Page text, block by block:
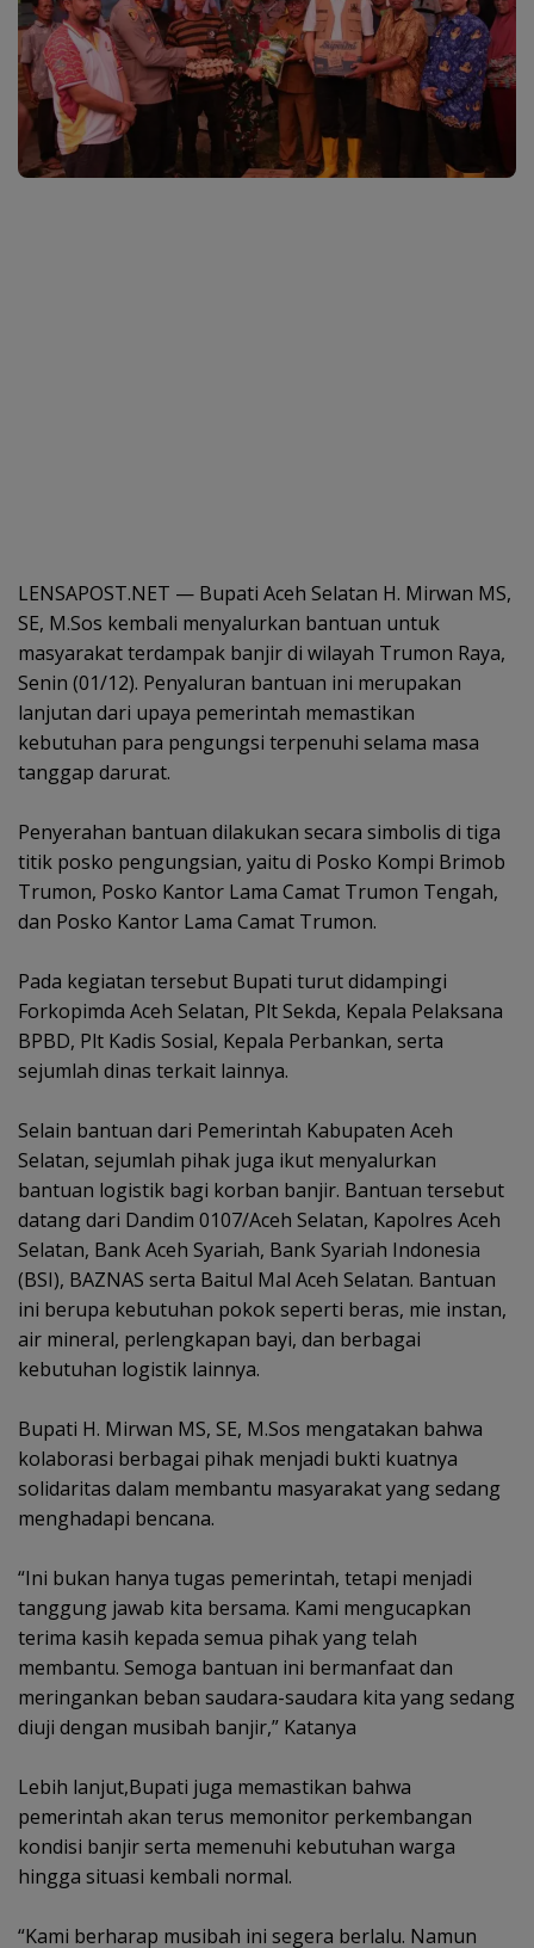
LENSAPOST.NET — Bupati Aceh Selatan H. Mirwan MS,
SE, M.Sos kembali menyalurkan bantuan untuk
masyarakat terdampak banjir di wilayah Trumon Raya,
Senin (01/12). Penyaluran bantuan ini merupakan
lanjutan dari upaya pemerintah memastikan
kebutuhan para pengungsi terpenuhi selama masa
tanggap darurat.
‎Penyerahan bantuan dilakukan secara simbolis di tiga
titik posko pengungsian, yaitu di Posko Kompi Brimob
Trumon, Posko Kantor Lama Camat Trumon Tengah,
dan Posko Kantor Lama Camat Trumon.
‎Pada kegiatan tersebut Bupati turut didampingi
Forkopimda Aceh Selatan, Plt Sekda, Kepala Pelaksana
BPBD, Plt Kadis Sosial, Kepala Perbankan, serta
sejumlah dinas terkait lainnya.
‎Selain bantuan dari Pemerintah Kabupaten Aceh
Selatan, sejumlah pihak juga ikut menyalurkan
bantuan logistik bagi korban banjir. Bantuan tersebut
datang dari Dandim 0107/Aceh Selatan, Kapolres Aceh
Selatan, Bank Aceh Syariah, Bank Syariah Indonesia
(BSI), BAZNAS serta Baitul Mal Aceh Selatan. Bantuan
ini berupa kebutuhan pokok seperti beras, mie instan,
air mineral, perlengkapan bayi, dan berbagai
kebutuhan logistik lainnya.
‎Bupati H. Mirwan MS, SE, M.Sos mengatakan bahwa
kolaborasi berbagai pihak menjadi bukti kuatnya
solidaritas dalam membantu masyarakat yang sedang
menghadapi bencana.
‎“Ini bukan hanya tugas pemerintah, tetapi menjadi
tanggung jawab kita bersama. Kami mengucapkan
terima kasih kepada semua pihak yang telah
membantu. Semoga bantuan ini bermanfaat dan
meringankan beban saudara-saudara kita yang sedang
diuji dengan musibah banjir,” Katanya
Lebih lanjut,‎Bupati juga memastikan bahwa
pemerintah akan terus memonitor perkembangan
kondisi banjir serta memenuhi kebutuhan warga
hingga situasi kembali normal.
‎“Kami berharap musibah ini segera berlalu. Namun